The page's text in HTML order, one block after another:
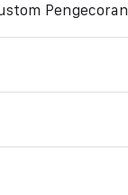
Pengecoran